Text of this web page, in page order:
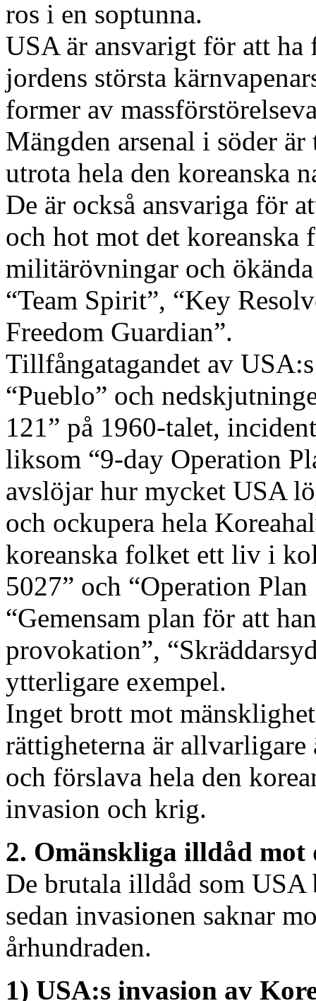
ros i en soptunna.
USA är ansvarigt för att
jordens största
former av
Mängden arsenal i söder
utrota hela den koreanska
De är också ansvariga för
och hot mot det koreanska
militärövningar och
“Team Spirit”, “Key
Freedom Guardian”.
Tillfångatagandet av
“Pueblo” och
121” på 1960-talet,
liksom “9-day Operation
avslöjar hur mycket USA
och ockupera hela
koreanska folket ett liv i
5027” och “Operation
“Gemensam plan för att
provokation”,
ytterligare exempel.
Inget brott mot
rättigheterna är
och förslava hela den
invasion och krig.
2. Omänskliga illdåd mot
De brutala illdåd som USA
sedan invasionen saknar
århundraden.
1) USA:s invasion av